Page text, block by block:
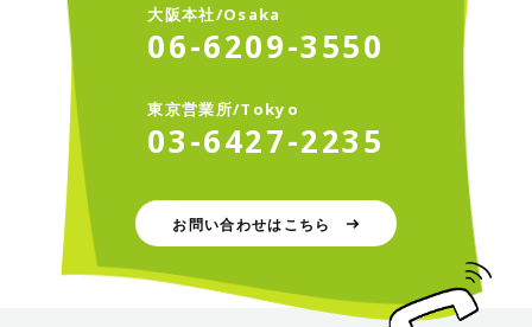
大阪本社/Osaka
06-6209-3550
東京営業所/T oky o
03-6427-2235
お問い合わせはこちら